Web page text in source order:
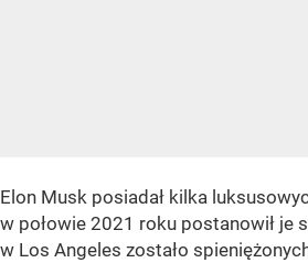
Elon Musk posiadał kilka
w połowie 2021 roku postanowił je
w Los Angeles zostało